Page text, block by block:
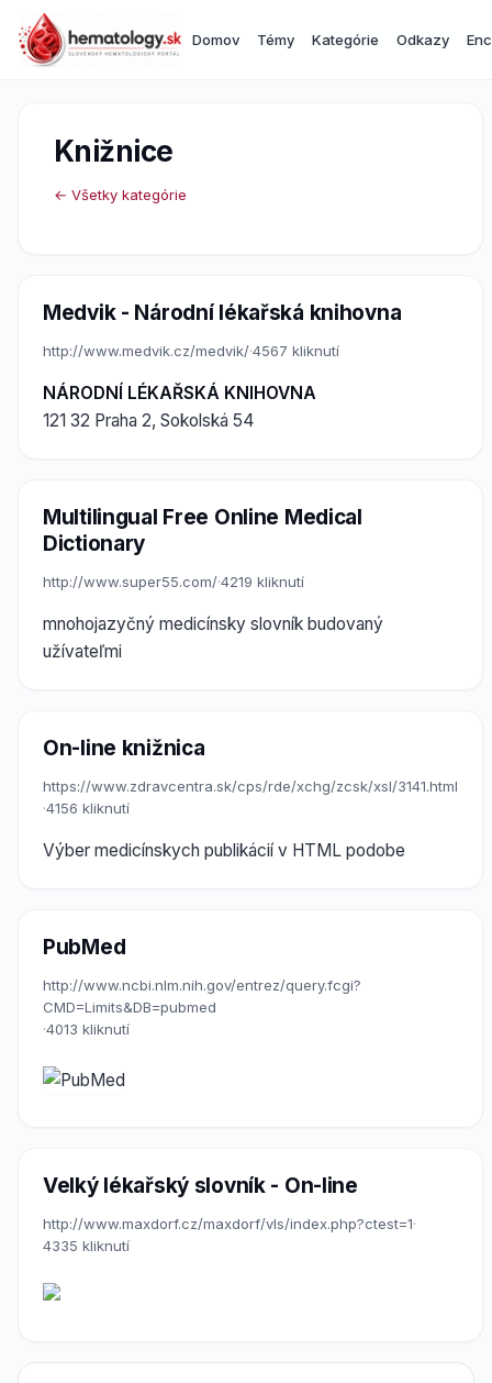
Domov Témy Kategórie Odkazy
Knižnice
← Všetky kategórie
Medvik - Národní lékařská knihovna
http://www.medvik.cz/medvik/·4567 kliknutí
NÁRODNÍ LÉKAŘSKÁ KNIHOVNA
121 32 Praha 2, Sokolská 54
Multilingual Free Online Medical
Dictionary
http://www.super55.com/·4219 kliknutí
mnohojazyčný medicínsky slovník budovaný
užívateľmi
On-line knižnica
https://www.zdravcentra.sk/cps/rde/xchg/zcsk/xsl/3141.html
·4156 kliknutí
Výber medicínskych publikácií v HTML podobe
PubMed
http://www.ncbi.nlm.nih.gov/entrez/query.fcgi?
CMD=Limits&DB=pubmed
·4013 kliknutí
Velký lékařský slovník - On-line
http://www.maxdorf.cz/maxdorf/vls/index.php?ctest=1·
4335 kliknutí